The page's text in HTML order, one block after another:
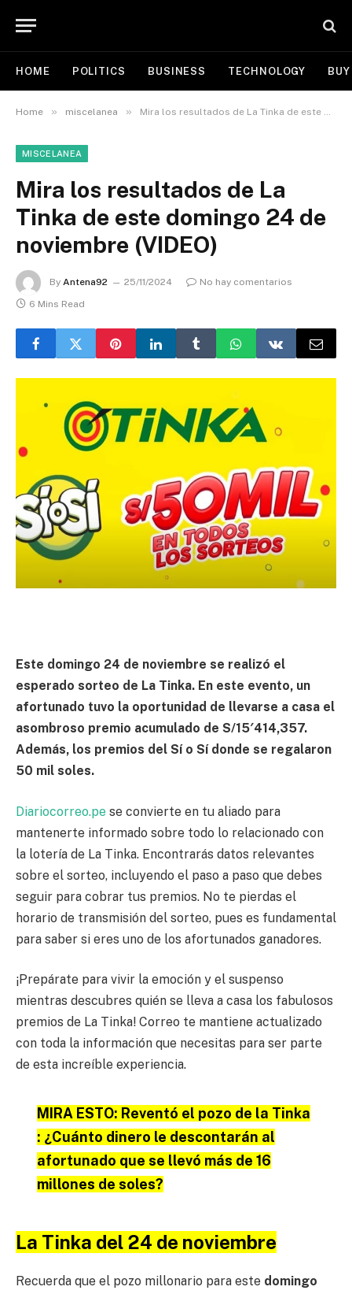
HOME POLITICS BUSINESS TECHNOLOGY
Home » miscelanea » Mira los resultados de La Tinka de este domingo 24 de noviembre (VIDEO)
MISCELANEA
Mira los resultados de La
Tinka de este domingo 24 de
noviembre (VIDEO)
By Antena92 25/11/2024
No hay comentarios
6 Mins Read
Este domingo 24 de noviembre se realizó el
esperado sorteo de La Tinka. En este evento, un
afortunado tuvo la oportunidad de llevarse a casa el
asombroso premio acumulado de S/15′414,357.
Además, los premios del Sí o Sí donde se regalaron
50 mil soles.
Diariocorreo.pe se convierte en tu aliado para
mantenerte informado sobre todo lo relacionado con
la lotería de La Tinka. Encontrarás datos relevantes
sobre el sorteo, incluyendo el paso a paso que debes
seguir para cobrar tus premios. No te pierdas el
horario de transmisión del sorteo, pues es fundamental
para saber si eres uno de los afortunados ganadores.
¡Prepárate para vivir la emoción y el suspenso
mientras descubres quién se lleva a casa los fabulosos
premios de La Tinka! Correo te mantiene actualizado
con toda la información que necesitas para ser parte
de esta increíble experiencia.
MIRA ESTO: Reventó el pozo de la Tinka
: ¿Cuánto dinero le descontarán al
afortunado que se llevó más de 16
millones de soles?
La Tinka del 24 de noviembre
Recuerda que el pozo millonario para este domingo